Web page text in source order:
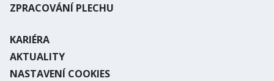
ZPRACOVÁNÍ PLECHU
KARIÉRA
AKTUALITY
NASTAVENÍ COOKIES